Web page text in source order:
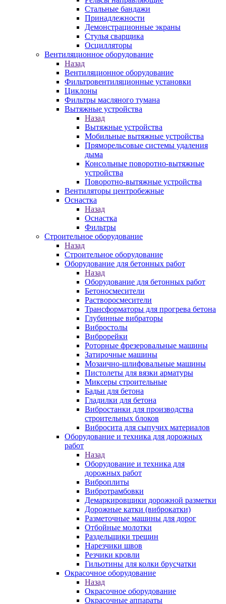
Стальные бандажи
Принадлежности
Демонстрационные экраны
Стулья сварщика
Осцилляторы
Вентиляционное оборудование
Назад
Вентиляционное оборудование
Фильтровентиляционные установки
Циклоны
Фильтры масляного тумана
Вытяжные устройства
Назад
Вытяжные устройства
Мобильные вытяжные устройства
Пряморельсовые системы удаления
дыма
Консольные поворотно-вытяжные
устройства
Поворотно-вытяжные устройства
Вентиляторы центробежные
Оснастка
Назад
Оснастка
Фильтры
Строительное оборудование
Назад
Строительное оборудование
Оборудование для бетонных работ
Назад
Оборудование для бетонных работ
Бетоносмесители
Растворосмесители
Трансформаторы для прогрева бетона
Глубинные вибраторы
Вибростолы
Виброрейки
Роторные фрезеровальные машины
Затирочные машины
Мозаично-шлифовальные машины
Пистолеты для вязки арматуры
Миксеры строительные
Бадьи для бетона
Гладилки для бетона
Вибростанки для производства
строительных блоков
Вибросита для сыпучих материалов
Оборудование и техника для дорожных
работ
Назад
Оборудование и техника для
дорожных работ
Виброплиты
Вибротрамбовки
Демаркировщики дорожной разметки
Дорожные катки (виброкатки)
Разметочные машины для дорог
Отбойные молотки
Раздельщики трещин
Нарезчики швов
Резчики кровли
Гильотины для колки брусчатки
Окрасочное оборудование
Назад
Окрасочное оборудование
Окрасочные аппараты